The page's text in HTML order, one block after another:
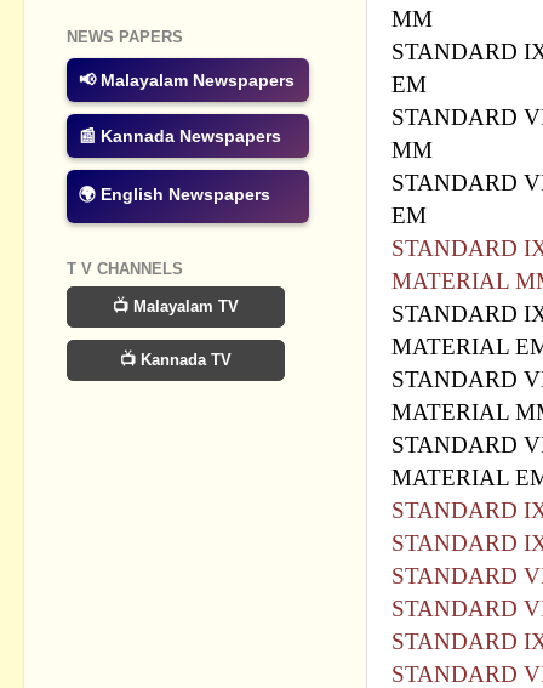
MM
STANDARD
EM
STANDARD
MM
STANDARD
EM
STANDARD
MATERIAL
STANDARD
MATERIAL
STANDARD
MATERIAL
STANDARD
MATERIAL
STANDARD
STANDARD
STANDARD
STANDARD
STANDARD
STANDARD
NEWS PAPERS
📢 Malayalam Newspapers
📰 Kannada Newspapers
🌍 English Newspapers
T V CHANNELS
📺 Malayalam TV
📺 Kannada TV